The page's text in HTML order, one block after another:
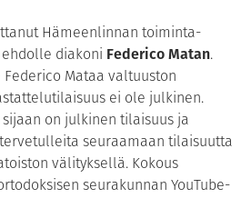
Hämeenlinnan toiminta-
diakoni Federico Matan.
Mataa valtuuston
ei ole julkinen.
on julkinen tilaisuus ja
seuraamaan tilaisuutta
välityksellä. Kokous
seurakunnan YouTube-